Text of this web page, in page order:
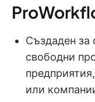
Създаден за
свободни
или